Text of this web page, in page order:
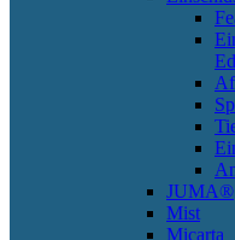
JUMA®
Mist
Micarta